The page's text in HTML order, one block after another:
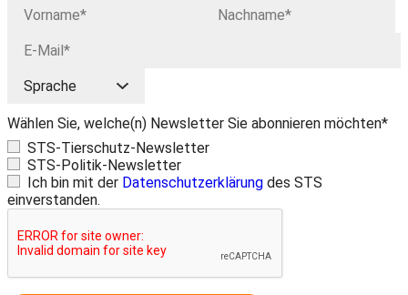
Wählen Sie, welche(n) Newsletter Sie abonnieren möchten*
STS-Tierschutz-Newsletter
STS-Politik-Newsletter
Ich bin mit der Datenschutzerklärung des STS
einverstanden.